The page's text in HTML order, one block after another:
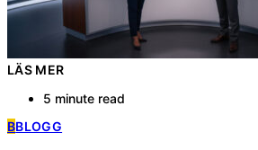
LÄS MER
5 minute read
BBLOGG